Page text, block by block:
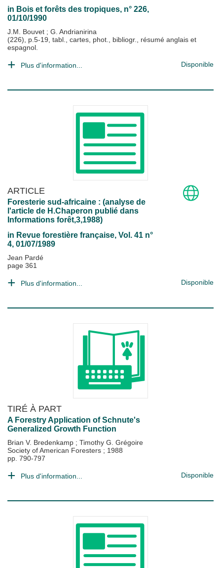
in Bois et forêts des tropiques, n° 226,
01/10/1990
J.M. Bouvet ; G. Andrianirina
(226), p.5-19, tabl., cartes, phot., bibliogr., résumé anglais et
espagnol.
Plus d'information... Disponible
ARTICLE
Foresterie sud-africaine : (analyse de
l'article de H.Chaperon publié dans
Informations forêt,3,1988)
in Revue forestière française, Vol. 41 n°
4, 01/07/1989
Jean Pardé
page 361
Plus d'information... Disponible
TIRÉ À PART
A Forestry Application of Schnute's
Generalized Growth Function
Brian V. Bredenkamp ; Timothy G. Grégoire
Society of American Foresters ; 1988
pp. 790-797
Plus d'information... Disponible